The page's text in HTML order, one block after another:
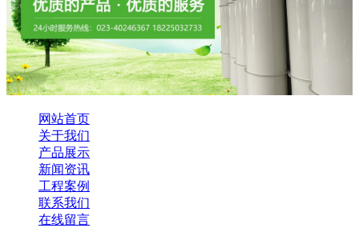
网站首页
关于我们
产品展示
新闻资讯
工程案例
联系我们
在线留言